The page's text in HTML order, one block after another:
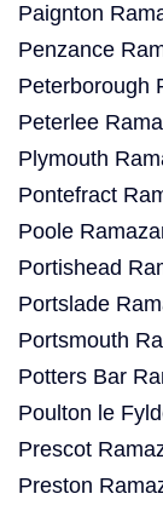
Paignton
Penzance
Peterborough
Peterlee
Plymouth
Pontefract
Poole
Portishead
Portslade
Portsmouth
Potters Bar
Poulton le
Prescot
Preston